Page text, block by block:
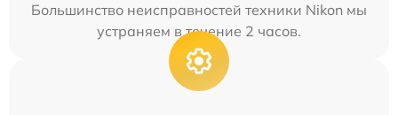
Большинство неисправностей техники Nikon мы
устраняем в течение 2 часов.